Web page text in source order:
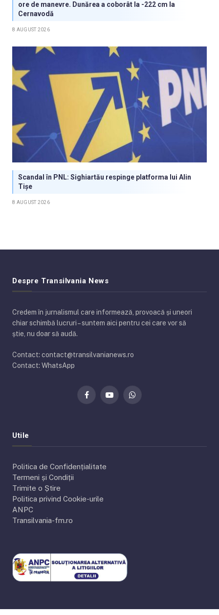
ore de manevre. Dunărea a coborât la -222 cm la
Cernavodă
8 AUGUST 2026
Scandal în PNL: Sighiartău respinge platforma lui Alin
Tișe
8 AUGUST 2026
Despre Transilvania News
Credem în jurnalismul care informează, provoacă și uneori
chiar schimbă lucruri – suntem aici pentru cei care vor să
știe, nu doar să audă.
Contact: contact@transilvanianews.ro
Contact: WhatsApp
FacebookYouTubeWhatsApp
Utile
Politica de Confidențialitate
Termeni și Condiții
Trimite o Știre
Politica privind Cookie-urile
ANPC
Transilvania-fm.ro